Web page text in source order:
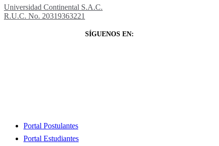
Universidad Continental S.A.C.
R.U.C. No. 20319363221
SÍGUENOS EN:
Close
Portal Postulantes
Portal Estudiantes